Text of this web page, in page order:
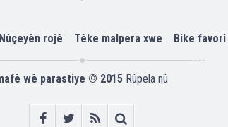
Nûçeyên rojê Têke malpera xwe Bike favorî
wê parastiye © 2015 Rûpela nû